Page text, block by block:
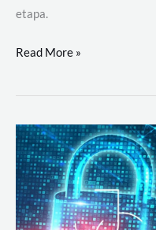
etapa.
DevSecOps
Prática:
Desenvolvimento,
Segurança
e
Operações
Read More »